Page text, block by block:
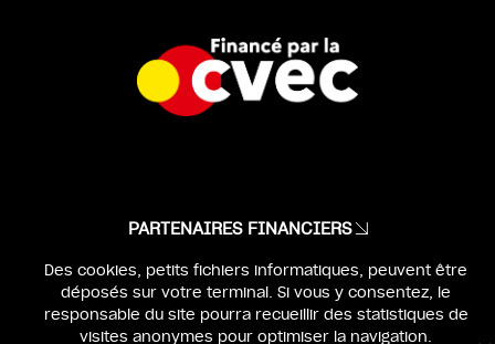
PARTENAIRES FINANCIERS
MENTIONS LÉGALES
IDENTITÉ & WEBDESIGN :BEN & JO
Des cookies, petits fichiers informatiques, peuvent être
déposés sur votre terminal. Si vous y consentez, le
responsable du site pourra recueillir des statistiques de
visites anonymes pour optimiser la navigation.